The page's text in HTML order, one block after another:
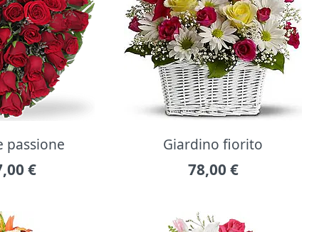
passione
€
Giardino fiorito
78,00 €